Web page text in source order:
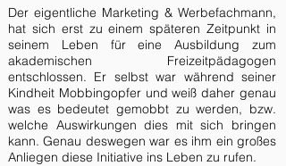
Der eigentliche Marketing & Werbefachmann,
hat sich erst zu einem späteren Zeitpunkt in
seinem Leben für eine Ausbildung zum
akademischen Freizeitpädagogen
entschlossen. Er selbst war während seiner
Kindheit Mobbingopfer und weiß daher genau
was es bedeutet gemobbt zu werden, bzw.
welche Auswirkungen dies mit sich bringen
kann. Genau deswegen war es ihm ein großes
Anliegen diese Initiative ins Leben zu rufen.